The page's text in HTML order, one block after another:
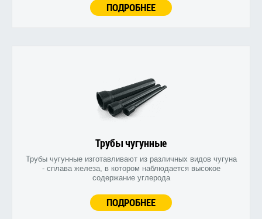
ПОДРОБНЕЕ
Трубы чугунные
Трубы чугунные изготавливают из различных видов чугуна
- сплава железа, в котором наблюдается высокое
содержание углерода
ПОДРОБНЕЕ